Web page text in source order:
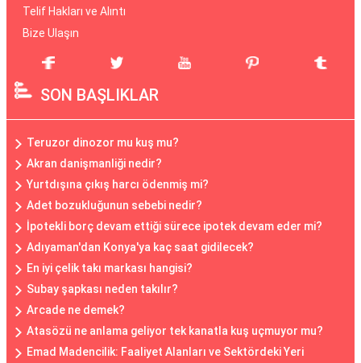
Telif Hakları ve Alıntı
Bize Ulaşın
SON BAŞLIKLAR
Teruzor dinozor mu kuş mu?
Akran danişmanliği nedir?
Yurtdışına çıkış harcı ödenmiş mi?
Adet bozukluğunun sebebi nedir?
İpotekli borç devam ettiği sürece ipotek devam eder mi?
Adıyaman'dan Konya'ya kaç saat gidilecek?
En iyi çelik takı markası hangisi?
Subay şapkası neden takılır?
Arcade ne demek?
Atasözü ne anlama geliyor tek kanatla kuş uçmuyor mu?
Emad Madencilik: Faaliyet Alanları ve Sektördeki Yeri